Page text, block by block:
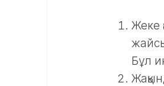
Жеке
Бұл